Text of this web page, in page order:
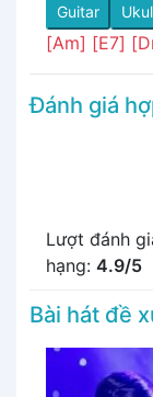
Guitar
[Am] [E7]
Đánh giá
Lượt đánh
hạng: 4.9/5
Bài hát đề